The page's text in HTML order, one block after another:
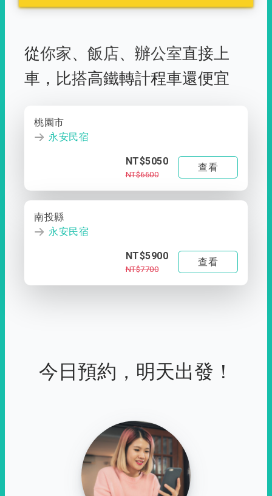
從你家、 飯店、 辦公室直接上
車， 比搭高鐵轉計程車還便宜
桃園市
永安民宿
NT$5050
NT$6600
查看
南投縣
永安民宿
NT$5900
NT$7700
查看
今日預約，明天出發！